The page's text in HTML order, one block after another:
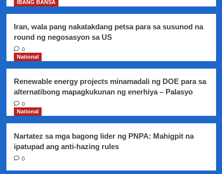
IBANG BANSA
Iran, wala pang nakatakdang petsa para sa susunod na
round ng negosasyon sa US
0
National
Renewable energy projects minamadali ng DOE para sa
alternatibong mapagkukunan ng enerhiya – Palasyo
0
National
Nartatez sa mga bagong lider ng PNPA: Mahigpit na
ipatupad ang anti-hazing rules
0